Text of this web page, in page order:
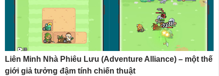
Liên Minh Nhà Phiêu Lưu (Adventure Alliance) – một thế
giới giả tưởng đậm tính chiến thuật